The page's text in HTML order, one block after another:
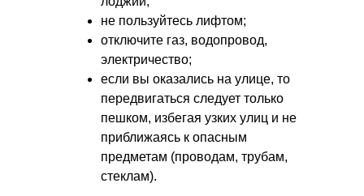
не пользуйтесь лифтом;
отключите газ, водопровод,
электричество;
если вы оказались на улице, то
передвигаться следует только
пешком, избегая узких улиц и не
приближаясь к опасным
предметам (проводам, трубам,
стеклам).